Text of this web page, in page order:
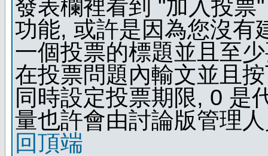
發表欄裡看到 "加入投票
功能, 或許是因為您沒有
一個投票的標題並且至
在投票問題內輸文並且
同時設定投票期限, 0 是
量也許會由討論版管理
回頂端